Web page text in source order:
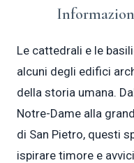
Le cattedrali e le
alcuni degli edifici
della storia umana.
Notre-Dame alla
di San Pietro, questi
ispirare timore e